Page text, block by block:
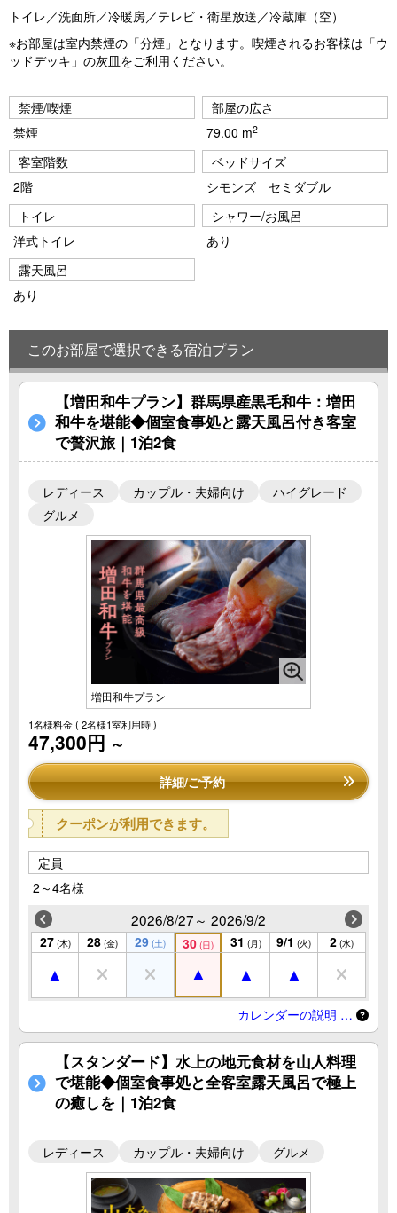
トイレ／洗面所／冷暖房／テレビ・衛星放送／冷蔵庫（空）
※お部屋は室内禁煙の「分煙」となります。喫煙されるお客様は「ウ
ッドデッキ」の灰皿をご利用ください。
禁煙/喫煙
禁煙
部屋の広さ
79.00 m2
客室階数
2階
ベッドサイズ
シモンズ セミダブル
トイレ
洋式トイレ
シャワー/お風呂
あり
露天風呂
あり
このお部屋で選択できる宿泊プラン
【増田和牛プラン】群馬県産黒毛和牛：増田
和牛を堪能◆個室食事処と露天風呂付き客室
で贅沢旅｜1泊2食
レディース カップル・夫婦向け
ハイグレード
グルメ
増田和牛プラン
1名様料金( 2名様1室利用時 )
47,300円 ～
詳細/ご予約
クーポンが利用できます。
定員
2～4名様
2026/8/27～ 2026/9/2
27 (木) 28 (金) 29 (土) 30 (日) 31 (月) 9/1 (火) 2 (水)
カレンダーの説明 …
【スタンダード】水上の地元食材を山人料理
で堪能◆個室食事処と全客室露天風呂で極上
の癒しを｜1泊2食
レディース カップル・夫婦向け グルメ